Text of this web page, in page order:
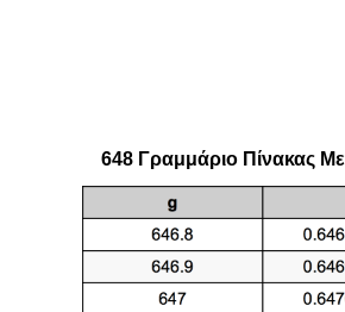
648 Γραμμάριο Πίνακας